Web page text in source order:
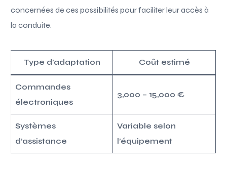
concernées de ces possibilités pour faciliter leur accès à
la conduite.
Type d’adaptation Coût estimé
Commandes
électroniques
3,000 – 15,000 €
Systèmes
d’assistance
Variable selon
l’équipement